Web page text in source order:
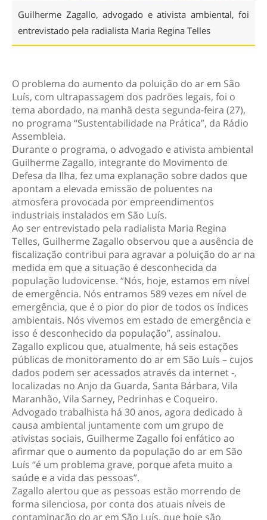
Guilherme Zagallo, advogado e ativista ambiental, foi
entrevistado pela radialista Maria Regina Telles
O problema do aumento da poluição do ar em São
Luís, com ultrapassagem dos padrões legais, foi o
tema abordado, na manhã desta segunda-feira (27),
no programa “Sustentabilidade na Prática”, da Rádio
Assembleia.
Durante o programa, o advogado e ativista ambiental
Guilherme Zagallo, integrante do Movimento de
Defesa da Ilha, fez uma explanação sobre dados que
apontam a elevada emissão de poluentes na
atmosfera provocada por empreendimentos
industriais instalados em São Luís.
Ao ser entrevistado pela radialista Maria Regina
Telles, Guilherme Zagallo observou que a ausência de
fiscalização contribui para agravar a poluição do ar na
medida em que a situação é desconhecida da
população ludovicense. “Nós, hoje, estamos em nível
de emergência. Nós entramos 589 vezes em nível de
emergência, que é o pior do pior de todos os índices
ambientais. Nós vivemos em estado de emergência e
isso é desconhecido da população”, assinalou.
Zagallo explicou que, atualmente, há seis estações
públicas de monitoramento do ar em São Luís – cujos
dados podem ser acessados através da internet -,
localizadas no Anjo da Guarda, Santa Bárbara, Vila
Maranhão, Vila Sarney, Pedrinhas e Coqueiro.
Advogado trabalhista há 30 anos, agora dedicado à
causa ambiental juntamente com um grupo de
ativistas sociais, Guilherme Zagallo foi enfático ao
afirmar que o aumento da população do ar em São
Luís “é um problema grave, porque afeta muito a
saúde e a vida das pessoas”.
Zagallo alertou que as pessoas estão morrendo de
forma silenciosa, por conta dos atuais níveis de
contaminação do ar em São Luís, que hoje são